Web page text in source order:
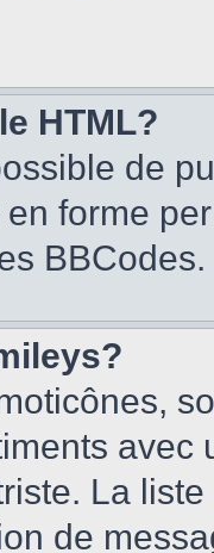
HTML?
de
forme
BBCodes.
avec
La
de